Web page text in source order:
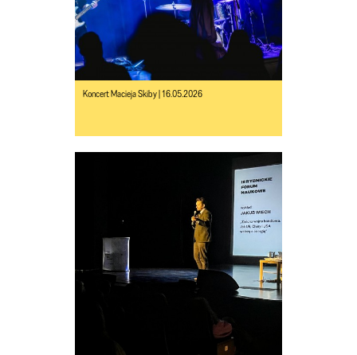
Koncert Macieja Skiby | 16.05.2026